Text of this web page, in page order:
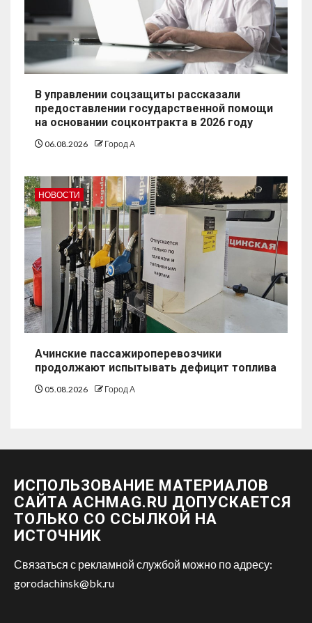
В управлении соцзащиты рассказали
предоставлении государственной помощи
на основании соцконтракта в 2026 году
06.08.2026 Город А
НОВОСТИ
Ачинские пассажироперевозчики
продолжают испытывать дефицит топлива
05.08.2026 Город А
ИСПОЛЬЗОВАНИЕ МАТЕРИАЛОВ
САЙТА ACHMAG.RU ДОПУСКАЕТСЯ
ТОЛЬКО СО ССЫЛКОЙ НА
ИСТОЧНИК
Связаться с рекламной службой можно по адресу:
gorodachinsk@bk.ru